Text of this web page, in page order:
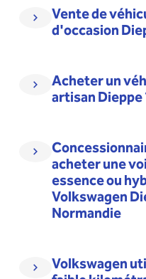
Vente de
d'occasion
Acheter un
artisan
acheter une
essence ou
Volkswagen
Normandie
Volkswagen